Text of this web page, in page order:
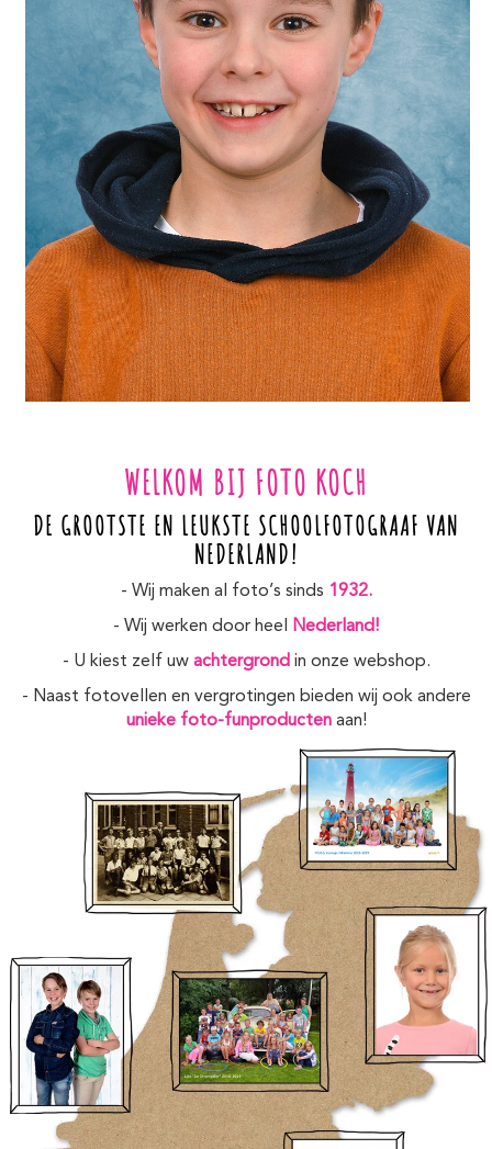
WELKOM BIJ FOTO KOCH
DE GROOTSTE EN LEUKSTE SCHOOLFOTOGRAAF VAN
NEDERLAND!
- Wij maken al foto’s sinds 1932.
- Wij werken door heel
Nederland!
- U kiest zelf uw achtergrond in onze webshop.
- Naast fotovellen en vergrotingen bieden wij ook andere
unieke foto-funproductenaan!